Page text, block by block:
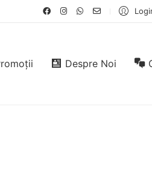
Despre Noi